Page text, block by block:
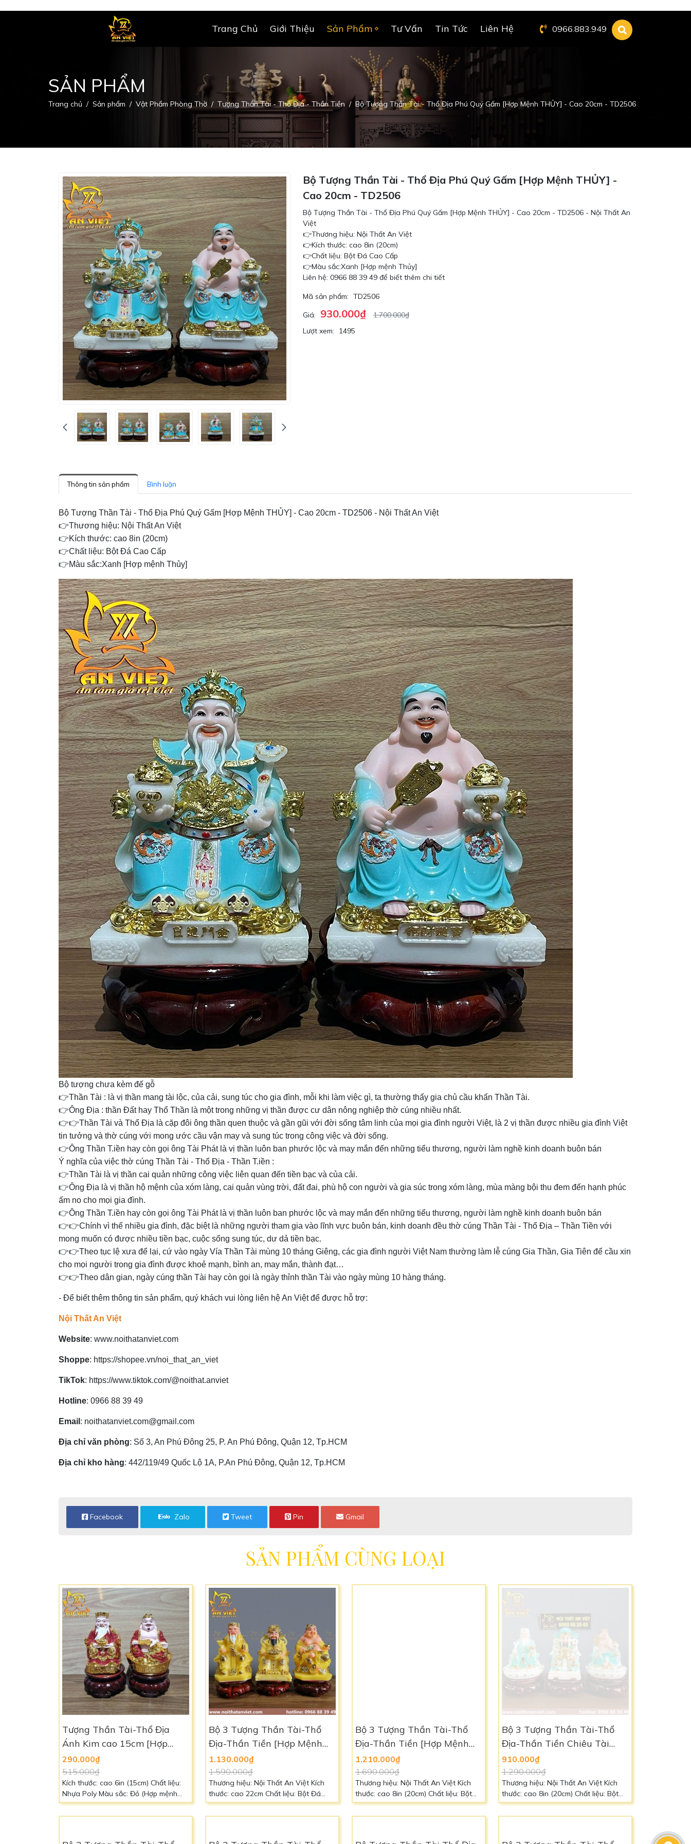
Trang Chủ Giới Thiệu Sản Phẩm Tư Vấn Tin Tức Liên Hệ 0966.883.949
SẢN PHẨM
Trang chủ Sản phẩm Vật Phẩm Phòng Thờ Tượng Thần Tài - Thổ Địa - Thần Tiền Bộ Tượng Thần Tài - Thổ Địa Phú Quý Gấm [Hợp Mệnh THỦY] - Cao 20cm - TD2506
Bộ Tượng Thần Tài - Thổ Địa Phú Quý Gấm [Hợp Mệnh THỦY] -
Cao 20cm - TD2506
Bộ Tượng Thần Tài - Thổ Địa Phú Quý Gấm [Hợp Mệnh THỦY] - Cao 20cm - TD2506 - Nội Thất An
Việt
👉Thương hiệu: Nội Thất An Việt
👉Kích thước: cao 8in (20cm)
👉Chất liệu: Bột Đá Cao Cấp
👉Màu sắc:Xanh [Hợp mệnh Thủy]
Liên hệ: 0966 88 39 49 để biết thêm chi tiết
Mã sản phẩm: TD2506
Giá:
930.000₫
1.700.000₫
Lượt xem:
1495
Thông tin sản phẩm Bình luận
Bộ Tượng Thần Tài - Thổ Địa Phú Quý Gấm [Hợp Mệnh THỦY] - Cao 20cm - TD2506 - Nội Thất An Việt
👉Thương hiệu: Nội Thất An Việt
👉Kích thước: cao 8in (20cm)
👉Chất liệu: Bột Đá Cao Cấp
👉Màu sắc:Xanh [Hợp mệnh Thủy]
Bộ tượng chưa kèm đế gỗ
👉Thần Tài : là vị thần mang tài lộc, của cải, sung túc cho gia đình, mỗi khi làm việc gì, ta thường thấy gia chủ cầu khấn Thần Tài.
👉Ông Địa : thần Đất hay Thổ Thần là một trong những vị thần được cư dân nông nghiệp thờ cúng nhiều nhất.
👉👉Thần Tài và Thổ Địa là cặp đôi ông thần quen thuộc và gần gũi với đời sống tâm linh của mọi gia đình người Việt, là 2 vị thần được nhiều gia đình Việt
tin tưởng và thờ cúng với mong ước cầu vận may và sung túc trong công việc và đời sống.
👉Ông Thần T.iền hay còn gọi ông Tài Phát là vị thần luôn ban phước lộc và may mắn đến những tiểu thương, người làm nghề kinh doanh buôn bán
Ý nghĩa của việc thờ cúng Thần Tài - Thổ Địa - Thần T.iền :
👉Thần Tài là vị thần cai quản những công việc liên quan đến tiền bạc và của cải.
👉Ông Địa là vị thần hộ mệnh của xóm làng, cai quản vùng trời, đất đai, phù hộ con người và gia súc trong xóm làng, mùa màng bội thu đem đến hạnh phúc
ấm no cho mọi gia đình.
👉Ông Thần T.iền hay còn gọi ông Tài Phát là vị thần luôn ban phước lộc và may mắn đến những tiểu thương, người làm nghề kinh doanh buôn bán
👉👉Chính vì thế nhiều gia đình, đặc biệt là những người tham gia vào lĩnh vực buôn bán, kinh doanh đều thờ cúng Thần Tài - Thổ Địa – Thần Tiền với
mong muốn có được nhiều tiền bạc, cuộc sống sung túc, dư dả tiền bạc.
👉👉Theo tục lệ xưa để lại, cứ vào ngày Vía Thần Tài mùng 10 tháng Giêng, các gia đình người Việt Nam thường làm lễ cúng Gia Thần, Gia Tiên để cầu xin
cho mọi người trong gia đình được khoẻ mạnh, bình an, may mắn, thành đạt…
👉👉Theo dân gian, ngày cúng thần Tài hay còn gọi là ngày thỉnh thần Tài vào ngày mùng 10 hàng tháng.
- Để biết thêm thông tin sản phẩm, quý khách vui lòng liên hệ An Việt để được hỗ trợ:
Nội Thất An Việt
Website: www.noithatanviet.com
Shoppe: https://shopee.vn/noi_that_an_viet
TikTok: https://www.tiktok.com/@noithat.anviet
Hotline: 0966 88 39 49
Email : noithatanviet.com@gmail.com
Địa chỉ văn phòng: Số 3, An Phú Đông 25, P. An Phú Đông, Quận 12, Tp.HCM
Địa chỉ kho hàng: 442/119/49 Quốc Lộ 1A, P.An Phú Đông, Quận 12, Tp.HCM
Facebook Zalo Tweet Pin Gmail
SẢN PHẨM CÙNG LOẠI
Tượng Thần Tài-Thổ Địa
Ánh Kim cao 15cm [Hợp
Mệnh HỎA - THỔ] - Nhựa
Poly
290.000₫
515.000₫
Kích thước: cao 6in (15cm) Chất liệu:
Nhựa Poly Màu sắc: Đỏ (Hợp mệnh
Hỏa - Tương sinh mệnh Thổ) Liên hệ:
0966 88 39 49 để biết thêm chi tiết
Bộ 3 Tượng Thần Tài-Thổ
Địa-Thần Tiền [Hợp Mệnh
THỔ] -TTTD2310
1.130.000₫
1.590.000₫
Thương hiệu: Nội Thất An Việt Kích
thước: cao 22cm Chất liệu: Bột Đá
Cao Cấp Màu sắc: Vàng [Hợp mệnh
Thổ] Liên hệ: 0966 88 39 49 để biết
Bộ 3 Tượng Thần Tài-Thổ
Địa-Thần Tiền [Hợp Mệnh
MỘC] - Phú Quý TTTD2309
1.210.000₫
1.690.000₫
Thương hiệu: Nội Thất An Việt Kích
thước: cao 8in (20cm) Chất liệu: Bột
Đá Cao Cấp Màu sắc: Xanh Ngọc
[Hợp mệnh Mộc] Liên hệ: 0966 88 39
Bộ 3 Tượng Thần Tài-Thổ
Địa-Thần Tiền Chiêu Tài
TD2302_Tương sinh mệnh
Mộc [Hợp Mệnh THỦY]
910.000₫
1.290.000₫
Thương hiệu: Nội Thất An Việt Kích
thước: cao 8in (20cm) Chất liệu: Bột
Đá Cao Cấp Màu sắc: Xanh Trắng
[Hợp mệnh Thủy-tương sinh mệnh